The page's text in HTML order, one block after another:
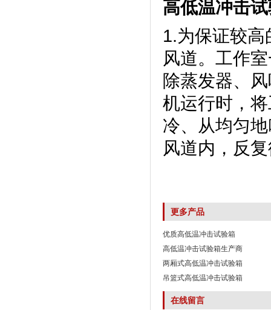
高低温冲击
1.为保证较高
风道。工作
除蒸发器、
机运行时
冷、从均匀
风道内，
更多产品
优质高低温冲击试验箱
高低温冲击试验箱生产商
两厢式高低温冲击试验箱
吊篮式高低温冲击试验箱
在线留言